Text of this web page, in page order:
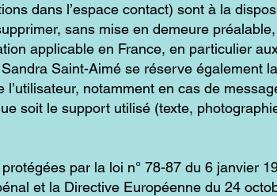
dans l’espace contact) sont à la
sans mise en demeure
applicable en France, en particulier
Saint-Aimé se réserve également
notamment en cas de
soit le support utilisé (texte,
par la loi n° 78-87 du 6 janvier
et la Directive Européenne du 24